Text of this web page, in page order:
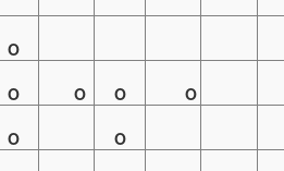
O
O O O O
O O